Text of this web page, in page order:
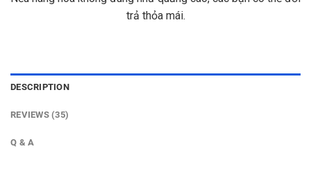
trả thỏa mái.
DESCRIPTION
REVIEWS (35)
Q & A